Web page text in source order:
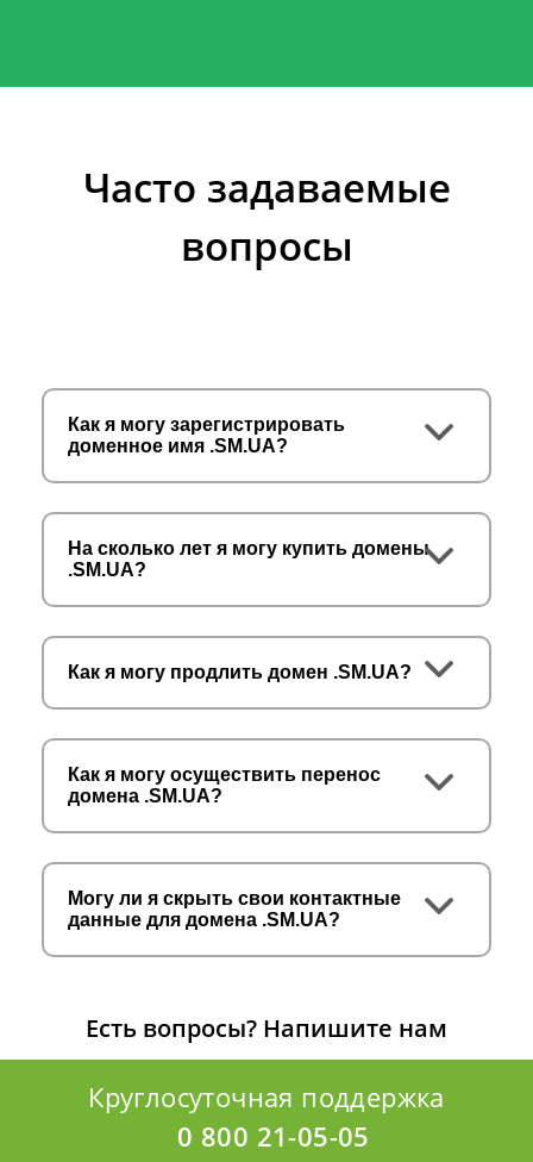
Часто задаваемые
вопросы
Как я могу зарегистрировать
доменное имя .SM.UA?
На сколько лет я могу купить домены
.SM.UA?
Как я могу продлить домен .SM.UA?
Как я могу осуществить перенос
домена .SM.UA?
Могу ли я скрыть свои контактные
данные для домена .SM.UA?
Есть вопросы? Напишите нам
Круглосуточная поддержка
0 800 21-05-05